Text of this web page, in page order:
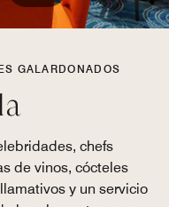
GALARDONADOS
chefs
de vinos, cócteles
y un servicio